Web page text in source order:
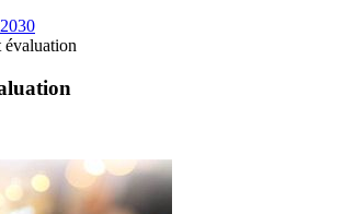
évaluation